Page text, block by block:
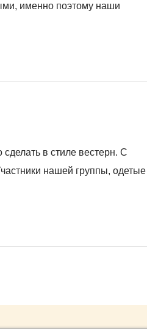
именно поэтому наши
в стиле вестерн. С
нашей группы, одетые